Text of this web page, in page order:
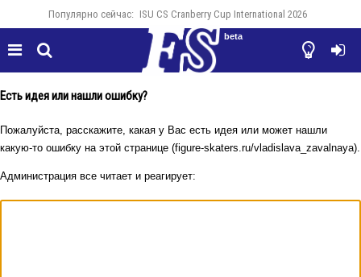
Популярно сейчас: ISU CS Cranberry Cup International 2026
  

beta
Есть идея или нашли ошибку?
Пожалуйста, расскажите, какая у Вас есть идея или может нашли
какую-то ошибку на этой странице (figure-skaters.ru/vladislava_zavalnaya).
Администрация все читает и реагирует: